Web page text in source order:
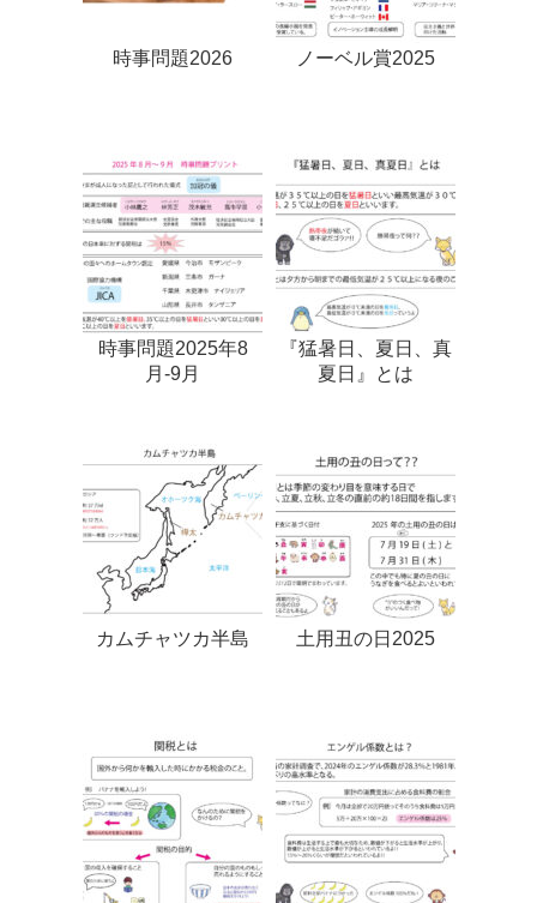
時事問題2026 ノーベル賞2025
時事問題2025年8
月-9月
『猛暑日、夏日、真
夏日』とは
カムチャツカ半島 土用丑の日2025